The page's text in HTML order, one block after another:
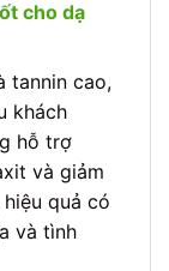
cho dạ
tannin cao,
khách
hỗ trợ
và giảm
quả có
và tình